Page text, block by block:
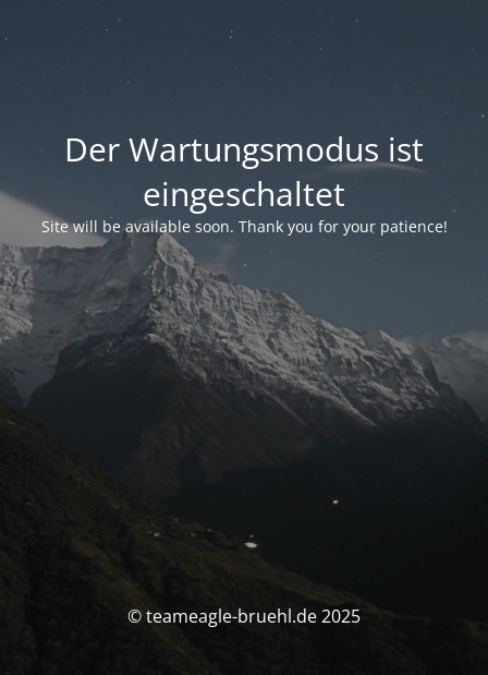
Der Wartungsmodus ist
eingeschaltet
Site will be available soon. Thank you for your patience!
© teameagle-bruehl.de 2025